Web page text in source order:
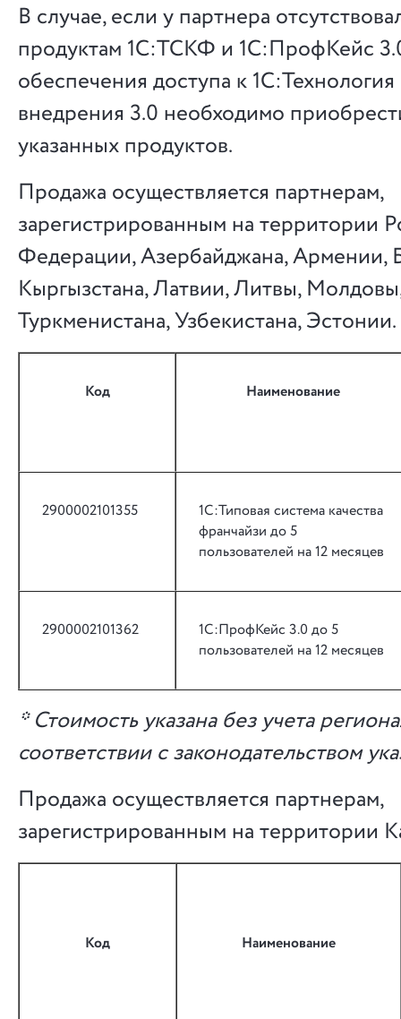
В случае, если у партнера
продуктам 1С:ТСКФ и 1С:ПрофКейс
обеспечения доступа к 1С:Технология
внедрения 3.0 необходимо
указанных продуктов.
Продажа осуществляется партнерам,
зарегистрированным на территории
Федерации, Азербайджана, Армении,
Кыргызстана, Латвии, Литвы,
Туркменистана, Узбекистана, Эстонии.
Код Наименование
2900002101355
1С:Типовая система качества
франчайзи до 5
пользователей на 12 месяцев
2900002101362
1С:ПрофКейс 3.0 до 5
пользователей на 12 месяцев
* Стоимость указана без учета
соответствии с законодательством
Продажа осуществляется партнерам,
зарегистрированным на территории
Код Наименование